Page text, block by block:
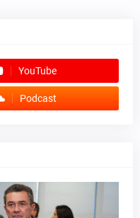
YouTube
Podcast